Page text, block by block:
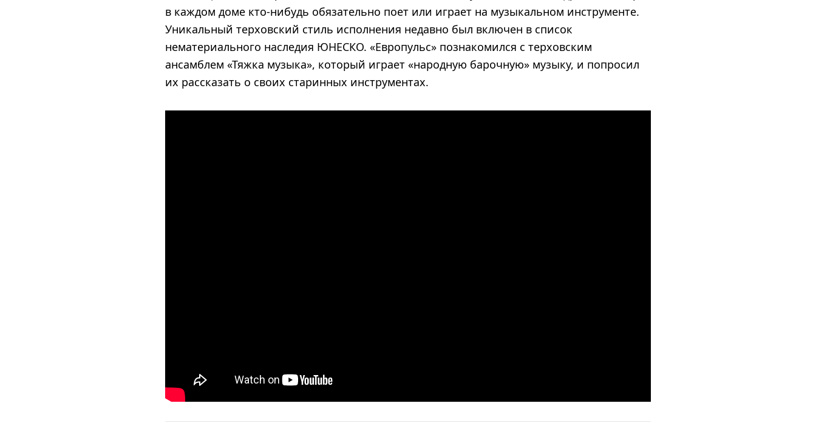
в каждом доме кто-нибудь обязательно поет или играет на музыкальном инструменте.
Уникальный терховский стиль исполнения недавно был включен в список
нематериального наследия ЮНЕСКО. «Европульс» познакомился с терховским
ансамблем «Тяжка музыка», который играет «народную барочную» музыку, и попросил
их рассказать о своих старинных инструментах.